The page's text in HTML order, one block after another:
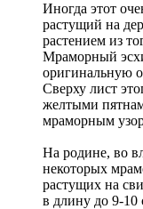
Иногда этот
растущий на
растением из
Мраморный
оригинальную
Сверху лист
желтыми
мраморным
На родине, во
некоторых
растущих на
в длину до 9-10